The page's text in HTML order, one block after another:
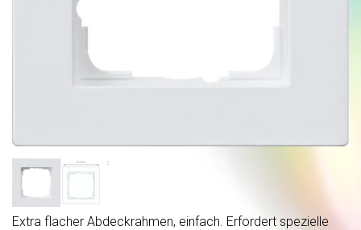
Extra flacher Abdeckrahmen, einfach. Erfordert spezielle